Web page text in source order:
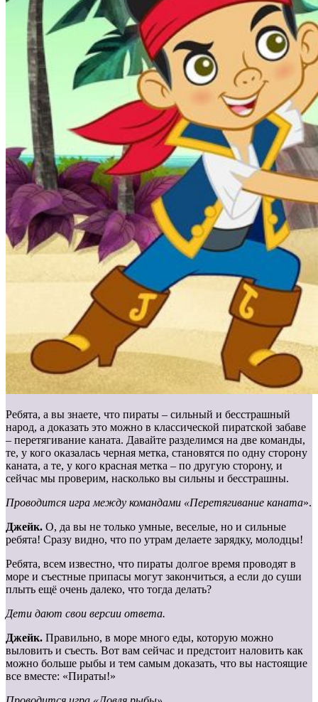
Ребята, а вы знаете, что пираты – сильный и бесстрашный
народ, а доказать это можно в классической пиратской забаве
– перетягивание каната. Давайте разделимся на две команды,
те, у кого оказалась черная метка, становятся по одну сторону
каната, а те, у кого красная метка – по другую сторону, и
сейчас мы проверим, насколько вы сильны и бесстрашны.
Проводится игра между командами «Перетягивание каната».
Джейк. О, да вы не только умные, веселые, но и сильные
ребята! Сразу видно, что по утрам делаете зарядку, молодцы!
Ребята, всем известно, что пираты долгое время проводят в
море и съестные припасы могут закончиться, а если до суши
плыть ещё очень далеко, что тогда делать?
Дети дают свои версии ответа.
Джейк. Правильно, в море много еды, которую можно
выловить и съесть. Вот вам сейчас и предстоит наловить как
можно больше рыбы и тем самым доказать, что вы настоящие
все вместе: «Пираты!»